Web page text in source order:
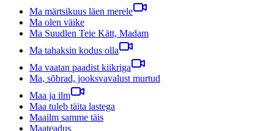
Ma märtsikuus läen merele
Ma olen väike
Ma Suudlen Teie Kätt, Madam
Ma tahaksin kodus olla
Ma vaatan paadist kiikriga
Ma, sõbrad, jooksvavalust murtud
Maa ja ilm
Maa tuleb täita lastega
Maailm samme täis
Maateadus